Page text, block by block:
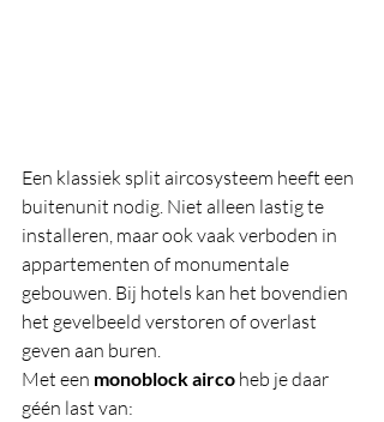
Een klassiek split aircosysteem heeft een
buitenunit nodig. Niet alleen lastig te
installeren, maar ook vaak verboden in
appartementen of monumentale
gebouwen. Bij hotels kan het bovendien
het gevelbeeld verstoren of overlast
geven aan buren.
Met een monoblock airco heb je daar
géén last van: